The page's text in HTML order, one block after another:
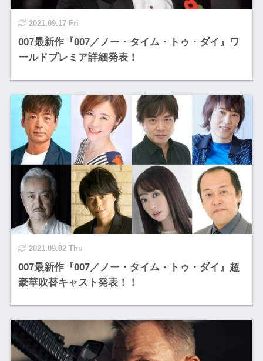
2021.09.17 Fri
007最新作『007／ノー・タイム・トゥ・ダイ』ワ
ールドプレミア詳細発表！
2021.09.02 Thu
007最新作『007／ノー・タイム・トゥ・ダイ』超
豪華吹替キャスト発表！！